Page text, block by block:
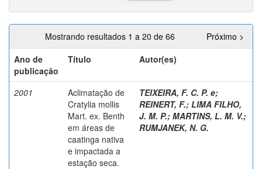
Mostrando resultados 1 a 20 de 66
Próximo >
Ano de
publicação
Título Autor(es)
2001
Aclimatação de
Cratylia mollis
Mart. ex. Benth
em áreas de
caatinga nativa
e impactada a
estação seca.
TEIXEIRA, F. C. P. e;
REINERT, F.; LIMA FILHO,
J. M. P.; MARTINS, L. M. V.;
RUMJANEK, N. G.